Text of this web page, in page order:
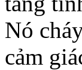
Nó
cảm